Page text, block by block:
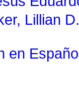
Lillian D.
en